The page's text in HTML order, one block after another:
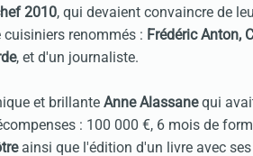
2010, qui devaient convaincre de
renommés : Frédéric Anton,
, et d'un journaliste.
et brillanteAnne Alassanequi
: 100 000 €, 6 mois de
ainsi que l'édition d'un livre avec